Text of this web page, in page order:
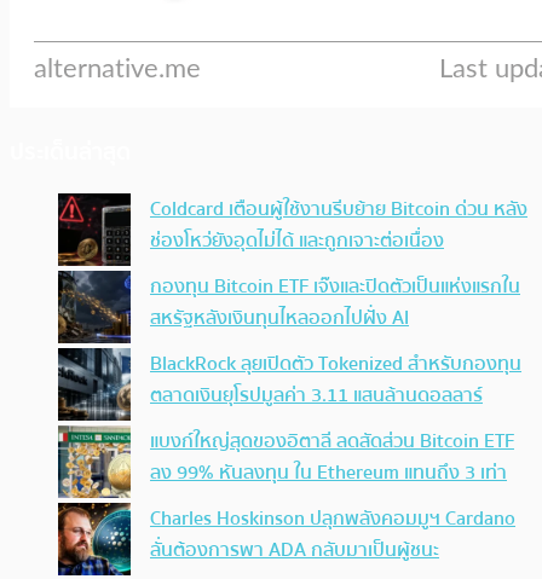
Coldcard เตือนผู้ใช้งานรีบย้าย Bitcoin ด่วน หลัง
ช่องโหว่ยังอุดไม่ได้ และถูกเจาะต่อเนื่อง
กองทุน Bitcoin ETF เจ๊งและปิดตัวเป็นแห่งแรกใน
สหรัฐหลังเงินทุนไหลออกไปฝั่ง AI
BlackRock ลุยเปิดตัว Tokenized สำหรับกองทุน
ตลาดเงินยุโรปมูลค่า 3.11 แสนล้านดอลลาร์
แบงก์ใหญ่สุดของอิตาลี ลดสัดส่วน Bitcoin ETF
ลง 99% หันลงทุน ใน Ethereum แทนถึง 3 เท่า
Charles Hoskinson ปลุกพลังคอมมูฯ Cardano
ลั่นต้องการพา ADA กลับมาเป็นผู้ชนะ